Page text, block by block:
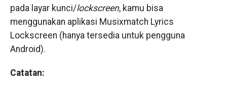
pada layar kunci/lockscreen, kamu bisa
menggunakan aplikasi Musixmatch Lyrics
Lockscreen (hanya tersedia untuk pengguna
Android).
Catatan: